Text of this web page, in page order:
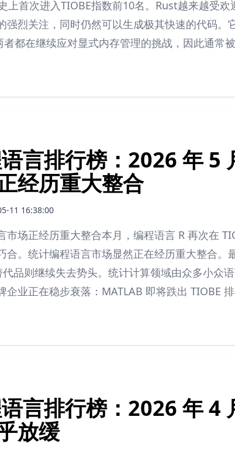
上首次进入TIOBE指数前10名。Rust越来越受
强烈关注，同时仍然可以生成极其快速的代码。
者都在继续应对显式内存管理的挑战，因此通常
言排行榜：2026 年 5
经历重大整合
11 16:38:00
市场正经历重大整合本月，编程语言 R 再次在
合。统计编程语言市场显然正在经历重大整合。
品则继续失去势头。统计计算领域由众多小众
企业正在稳步衰落：MATLAB 即将跌出 TIOBE
言排行榜：2026 年 4
放缓